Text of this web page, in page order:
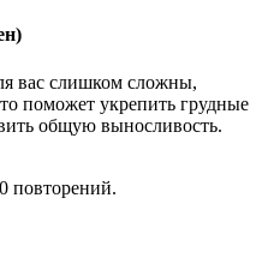
вас слишком сложны,
поможет укрепить грудные
общую выносливость.
повторений.